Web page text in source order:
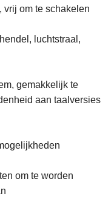
om te schakelen
luchtstraal,
gemakkelijk te
aan taalversies
om te worden